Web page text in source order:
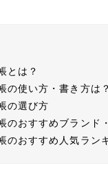
とは？
の使い方・書き方は？
の選び方
のおすすめブランド
のおすすめ人気ラ